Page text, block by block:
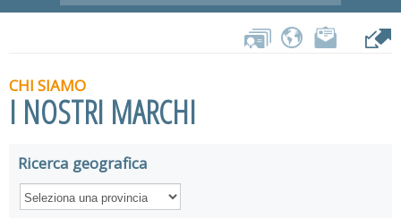
CHI SIAMO
I NOSTRI MARCHI
Ricerca geografica